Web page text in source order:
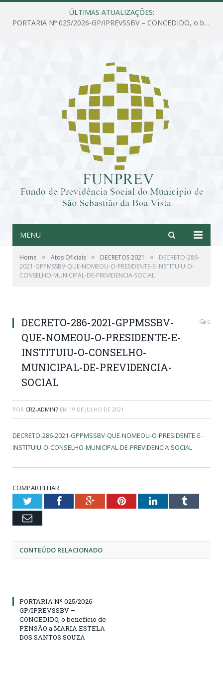
ÚLTIMAS ATUALIZAÇÕES:
PORTARIA Nº 025/2026-GP/IPREVSSBV – CONCEDIDO, o benefício de PENSÃO a MARIA ESTELA DOS SANTOS SOUZA
MENU
Home » Atos Oficiais » DECRETOS 2021 »
DECRETO-286-
2021-GPPMSSBV-QUE-NOMEOU-O-PRESIDENTE-E-INSTITUIU-O-
CONSELHO-MUNICIPAL-DE-PREVIDENCIA-SOCIAL
DECRETO-286-2021-GPPMSSBV-
QUE-NOMEOU-O-PRESIDENTE-E-
INSTITUIU-O-CONSELHO-
MUNICIPAL-DE-PREVIDENCIA-
SOCIAL
0
POR CR2-ADMIN7 EM 19 DE JULHO DE 2021
DECRETO-286-2021-GPPMSSBV-QUE-NOMEOU-O-PRESIDENTE-E-
INSTITUIU-O-CONSELHO-MUNICIPAL-DE-PREVIDENCIA-SOCIAL
COMPARTILHAR:
TwitterFacebookGoogle+PinterestLinkedInTumblr
Email
CONTEÚDO RELACIONADO
PORTARIA Nº 025/2026-
GP/IPREVSSBV –
CONCEDIDO, o benefício de
PENSÃO a MARIA ESTELA
DOS SANTOS SOUZA